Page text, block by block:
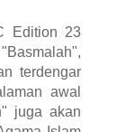
Edition 23
terdengar
awal
juga akan